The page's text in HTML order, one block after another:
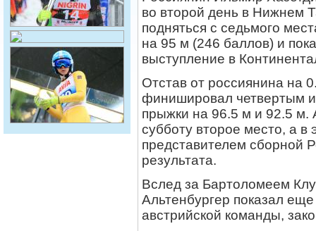
во второй день в Нижнем
подняться с седьмого
на 95 м (246 баллов) и
выступление в
Отстав от россиянина на
финишировал четвертым и
прыжки на 96.5 м и 92.5 м.
субботу второе место, а в
представителем сборной
результата.
Вслед за Бартоломеем
Альтенбургер показал
австрийской команды,